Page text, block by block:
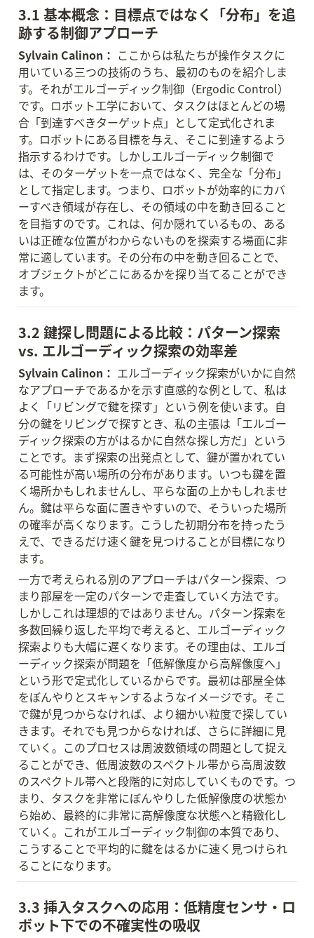
3.1 基本概念：目標点ではなく「分布」を追
跡する制御アプローチ
Sylvain Calinon： ここからは私たちが操作タスクに
用いている三つの技術のうち、最初のものを紹介しま
す。それがエルゴーディック制御（Ergodic Control）
です。ロボット工学において、タスクはほとんどの場
合「到達すべきターゲット点」として定式化されま
す。ロボットにある目標を与え、そこに到達するよう
指示するわけです。しかしエルゴーディック制御で
は、そのターゲットを一点ではなく、完全な「分布」
として指定します。つまり、ロボットが効率的にカバ
ーすべき領域が存在し、その領域の中を動き回ること
を目指すのです。これは、何か隠れているもの、ある
いは正確な位置がわからないものを探索する場面に非
常に適しています。その分布の中を動き回ることで、
オブジェクトがどこにあるかを探り当てることができ
ます。
3.2 鍵探し問題による比較：パターン探索
vs. エルゴーディック探索の効率差
Sylvain Calinon： エルゴーディック探索がいかに自然
なアプローチであるかを示す直感的な例として、私は
よく「リビングで鍵を探す」という例を使います。自
分の鍵をリビングで探すとき、私の主張は「エルゴー
ディック探索の方がはるかに自然な探し方だ」という
ことです。まず探索の出発点として、鍵が置かれてい
る可能性が高い場所の分布があります。いつも鍵を置
く場所かもしれませんし、平らな面の上かもしれませ
ん。鍵は平らな面に置きやすいので、そういった場所
の確率が高くなります。こうした初期分布を持ったう
えで、できるだけ速く鍵を見つけることが目標になり
ます。
一方で考えられる別のアプローチはパターン探索、つ
まり部屋を一定のパターンで走査していく方法です。
しかしこれは理想的ではありません。パターン探索を
多数回繰り返した平均で考えると、エルゴーディック
探索よりも大幅に遅くなります。その理由は、エルゴ
ーディック探索が問題を「低解像度から高解像度へ」
という形で定式化しているからです。最初は部屋全体
をぼんやりとスキャンするようなイメージです。そこ
で鍵が見つからなければ、より細かい粒度で探してい
きます。それでも見つからなければ、さらに詳細に見
ていく。このプロセスは周波数領域の問題として捉え
ることができ、低周波数のスペクトル帯から高周波数
のスペクトル帯へと段階的に対応していくものです。つ
まり、タスクを非常にぼんやりした低解像度の状態か
ら始め、最終的に非常に高解像度な状態へと精緻化し
ていく。これがエルゴーディック制御の本質であり、
こうすることで平均的に鍵をはるかに速く見つけられ
ることになります。
3.3 挿入タスクへの応用：低精度センサ・ロ
ボット下での不確実性の吸収